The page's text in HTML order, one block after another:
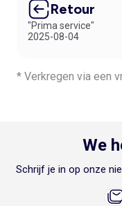
Retour
"Prima service"
2025-08-04
* Verkregen via een
We
Schrijf je in op onze